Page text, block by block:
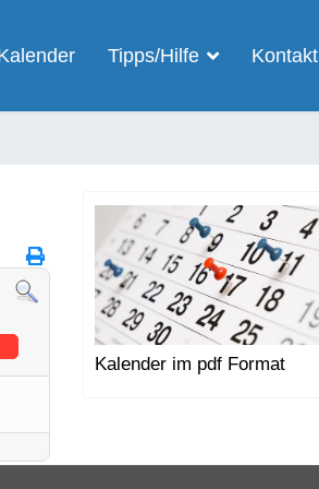
Tipps/Hilfe Kontakt
Kalender im pdf Format